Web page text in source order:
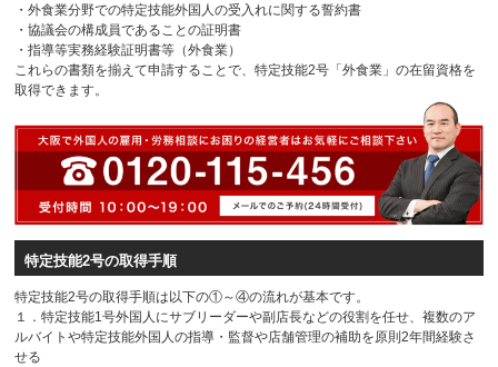
・外食業分野での特定技能外国人の受入れに関する誓約書
・協議会の構成員であることの証明書
・指導等実務経験証明書等（外食業）
これらの書類を揃えて申請することで、特定技能2号「外食業」の在留資格を
取得できます。
特定技能2号の取得手順
特定技能2号の取得手順は以下の①～④の流れが基本です。
１．特定技能1号外国人にサブリーダーや副店長などの役割を任せ、複数のア
ルバイトや特定技能外国人の指導・監督や店舗管理の補助を原則2年間経験さ
せる